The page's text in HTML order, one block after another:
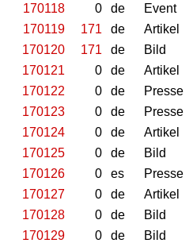
170118
0 de Event
170119
171 de Artikel
170120
171 de Bild
170121
0 de Artikel
170122
0 de Presse
170123
0 de Presse
170124
0 de Artikel
170125
0 de Bild
170126
0 es Presse
170127
0 de Artikel
170128
0 de Bild
170129
0 de Bild